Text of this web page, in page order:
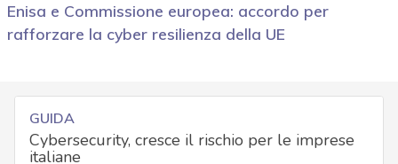
Enisa e Commissione europea: accordo per
rafforzare la cyber resilienza della UE
GUIDA
Cybersecurity, cresce il rischio per le imprese
italiane